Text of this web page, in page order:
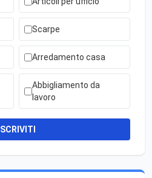
Scarpe
Arredamento casa
Abbigliamento da
lavoro
ISCRIVITI